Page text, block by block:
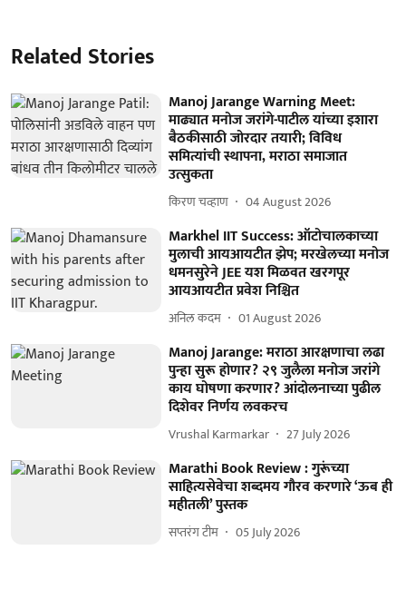
Related Stories
Manoj Jarange Warning Meet:
माढ्यात मनोज जरांगे-पाटील यांच्या इशारा
बैठकीसाठी जोरदार तयारी; विविध
समित्यांची स्थापना, मराठा समाजात
उत्सुकता
किरण चव्हाण 04 August 2026
Markhel IIT Success: ऑटोचालकाच्या
मुलाची आयआयटीत झेप; मरखेलच्या मनोज
धमनसुरेने JEE यश मिळवत खरगपूर
आयआयटीत प्रवेश निश्चित
अनिल कदम 01 August 2026
Manoj Jarange: मराठा आरक्षणाचा लढा
पुन्हा सुरू होणार? २९ जुलैला मनोज जरांगे
काय घोषणा करणार? आंदोलनाच्या पुढील
दिशेवर निर्णय लवकरच
Vrushal Karmarkar 27 July 2026
Marathi Book Review : गुरूंच्या
साहित्यसेवेचा शब्दमय गौरव करणारे ‘ऊब ही
महीतली’ पुस्तक
सप्तरंग टीम 05 July 2026